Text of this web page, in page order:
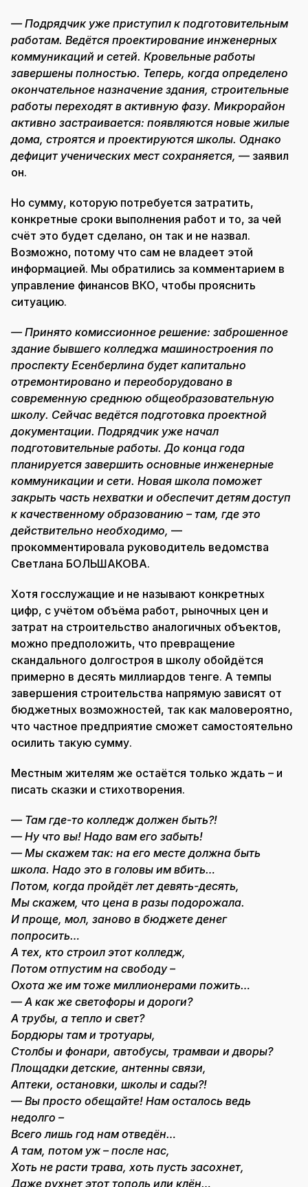
— Подрядчик уже приступил к подготовительным
работам. Ведётся проектирование инженерных
коммуникаций и сетей. Кровельные работы
завершены полностью. Теперь, когда определено
окончательное назначение здания, строительные
работы переходят в активную фазу. Микрорайон
активно застраивается: появляются новые жилые
дома, строятся и проектируются школы. Однако
дефицит ученических мест сохраняется, — заявил
он.
Но сумму, которую потребуется затратить,
конкретные сроки выполнения работ и то, за чей
счёт это будет сделано, он так и не назвал.
Возможно, потому что сам не владеет этой
информацией. Мы обратились за комментарием в
управление финансов ВКО, чтобы прояснить
ситуацию.
— Принято комиссионное решение: заброшенное
здание бывшего колледжа машиностроения по
проспекту Есенберлина будет капитально
отремонтировано и переоборудовано в
современную среднюю общеобразовательную
школу. Сейчас ведётся подготовка проектной
документации. Подрядчик уже начал
подготовительные работы. До конца года
планируется завершить основные инженерные
коммуникации и сети. Новая школа поможет
закрыть часть нехватки и обеспечит детям доступ
к качественному образованию – там, где это
действительно необходимо, —
прокомментировала руководитель ведомства
Светлана БОЛЬШАКОВА.
Хотя госслужащие и не называют конкретных
цифр, с учётом объёма работ, рыночных цен и
затрат на строительство аналогичных объектов,
можно предположить, что превращение
скандального долгостроя в школу обойдётся
примерно в десять миллиардов тенге. А темпы
завершения строительства напрямую зависят от
бюджетных возможностей, так как маловероятно,
что частное предприятие сможет самостоятельно
осилить такую сумму.
Местным жителям же остаётся только ждать – и
писать сказки и стихотворения.
— Там где-то колледж должен быть?!
— Ну что вы! Надо вам его забыть!
— Мы скажем так: на его месте должна быть
школа. Надо это в головы им вбить…
Потом, когда пройдёт лет девять-десять,
Мы скажем, что цена в разы подорожала.
И проще, мол, заново в бюджете денег
попросить…
А тех, кто строил этот колледж,
Потом отпустим на свободу –
Охота же им тоже миллионерами пожить…
— А как же светофоры и дороги?
А трубы, а тепло и свет?
Бордюры там и тротуары,
Столбы и фонари, автобусы, трамваи и дворы?
Площадки детские, антенны связи,
Аптеки, остановки, школы и сады?!
— Вы просто обещайте! Нам осталось ведь
недолго –
Всего лишь год нам отведён…
А там, потом уж – после нас,
Хоть не расти трава, хоть пусть засохнет,
Даже рухнет этот тополь или клён…